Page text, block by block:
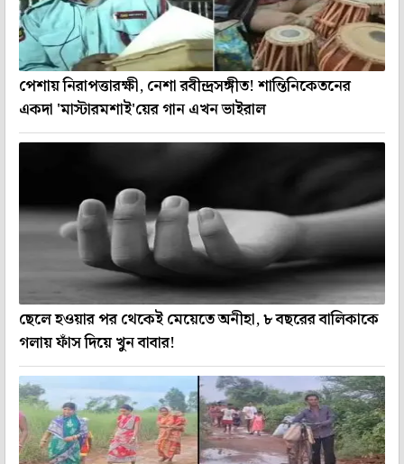
পেশায় নিরাপত্তারক্ষী, নেশা রবীন্দ্রসঙ্গীত! শান্তিনিকেতনের
একদা 'মাস্টারমশাই'য়ের গান এখন ভাইরাল
ছেলে হওয়ার পর থেকেই মেয়েতে অনীহা, ৮ বছরের বালিকাকে
গলায় ফাঁস দিয়ে খুন বাবার!